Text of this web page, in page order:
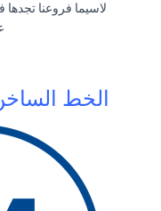
لاسيما فروعنا
الخط